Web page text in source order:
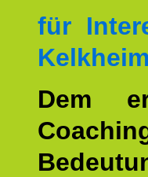
für
Dem